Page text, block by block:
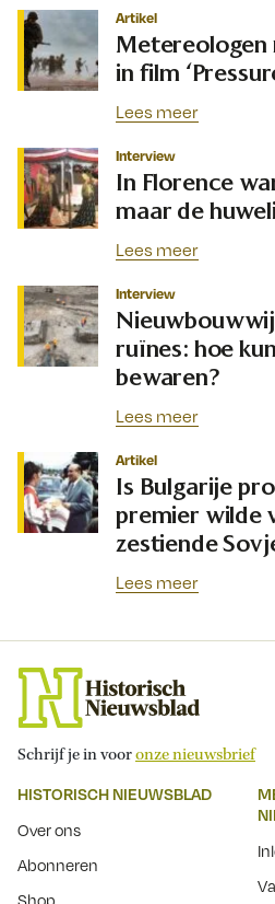
Artikel
Metereologen
in film
Lees meer
Interview
In Florence
maar de
Lees meer
Interview
ruïnes: hoe
bewaren?
Lees meer
Artikel
Is Bulgarije
premier wilde
zestiende
Lees meer
Schrijf je in vooronze nieuwsbrief
HISTORISCH NIEUWSBLAD
Over ons
Abonneren
Shop